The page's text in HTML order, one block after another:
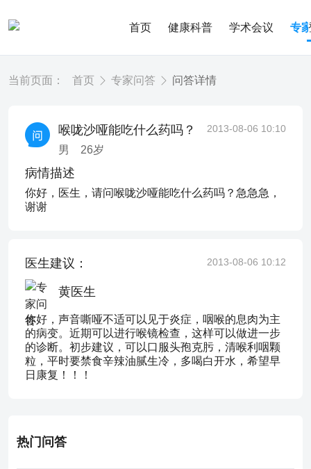
首页 健康科普 学术会议 专
当前页面： 首页 专家问答 问答详情
喉咙沙哑能吃什么药吗？
男 26岁
2013-08-06 10:10
病情描述
你好，医生，请问喉咙沙哑能吃什么药吗？急急急，
谢谢
医生建议： 2013-08-06 10:12
黄医生
你好，声音嘶哑不适可以见于炎症，咽喉的息肉为主
的病变。近期可以进行喉镜检查，这样可以做进一步
的诊断。初步建议，可以口服头孢克肟，清喉利咽颗
粒，平时要禁食辛辣油腻生冷，多喝白开水，希望早
日康复！！！
热门问答